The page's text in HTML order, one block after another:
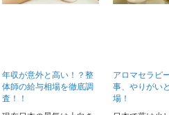
年収が意外と高い！？整
体師の給与相場を徹底調
査！！
アロマセラピ
事、やりがい
場！